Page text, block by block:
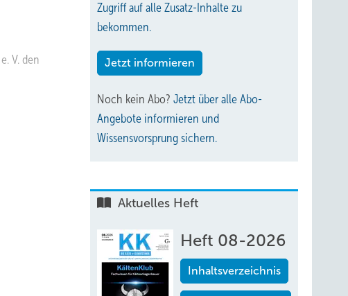
V. den
Zugriff auf alle Zusatz-Inhalte zu
bekommen.
Jetzt informieren
Noch kein Abo? Jetzt über alle Abo-
Angebote informieren und
Wissensvorsprung sichern.
Aktuelles Heft
Heft 08-2026
Inhaltsverzeichnis